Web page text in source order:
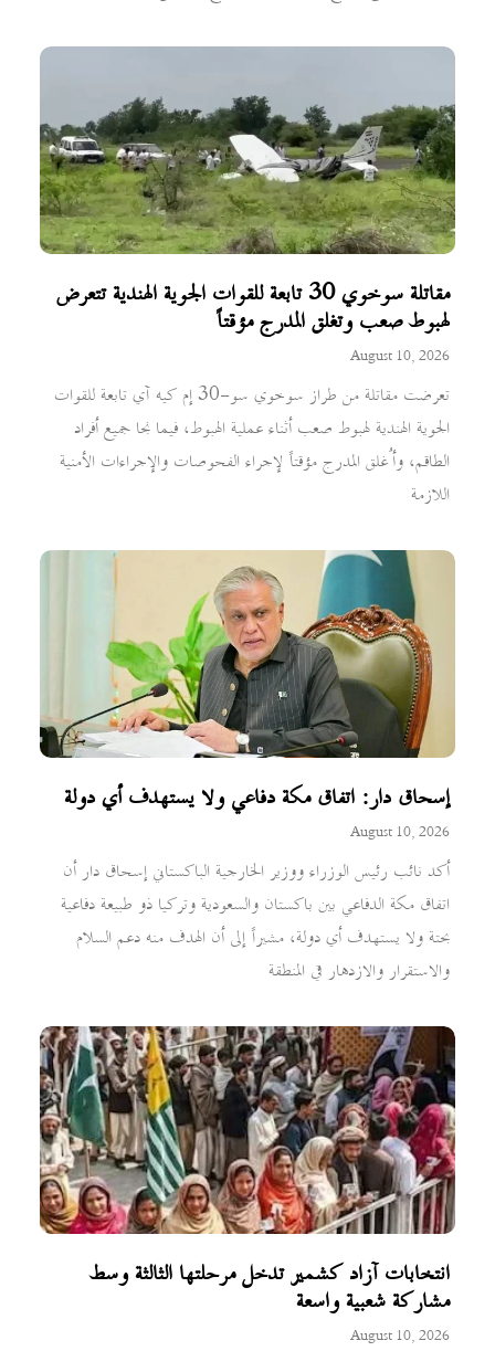
مقاتلة سوخوي 30 تابعة للقوات الجوية الهندية تتعرض
لهبوط صعب وتغلق المدرج مؤقتاً
August 10, 2026
تعرضت مقاتلة من طراز سوخوي سو-30 إم كيه آي تابعة للقوات
الجوية الهندية لهبوط صعب أثناء عملية الهبوط، فيما نجا جميع أفراد
الطاقم، وأُغلق المدرج مؤقتاً لإجراء الفحوصات والإجراءات الأمنية
اللازمة
إسحاق دار: اتفاق مكة دفاعي ولا يستهدف أي دولة
August 10, 2026
أكد نائب رئيس الوزراء ووزير الخارجية الباكستاني إسحاق دار أن
اتفاق مكة الدفاعي بين باكستان والسعودية وتركيا ذو طبيعة دفاعية
بحتة ولا يستهدف أي دولة، مشيراً إلى أن الهدف منه دعم السلام
والاستقرار والازدهار في المنطقة
انتخابات آزاد كشمير تدخل مرحلتها الثالثة وسط
مشاركة شعبية واسعة
August 10, 2026